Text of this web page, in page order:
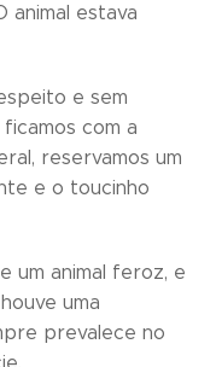
animal estava
e sem
com a
reservamos um
e o toucinho
um animal feroz, e
uma
prevalece no